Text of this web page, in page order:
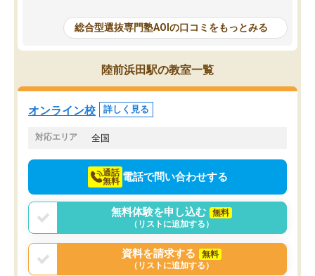
と相談すると、他の先生も紹介してく
ださり、客観的なアドバイスもいただ
くことができました（志望理由・自己
PR等の添削において）。そして、なに
より自習室が解放されている点がよか
ったです。友達と好きな時間に自習
し、お互いを高めあえる環境がありま
で、AO入試を改めて知
それに対しての具体的な
ことでした。更に子供の
る適正等についても詳し
でき、メンターの方々も
けてらっしゃいますので
総合型選抜専門塾AOIの口コミをもっとみる
陸前浜田駅の教室一覧
オンライン校 詳しく見る
対応エリア 全国
通話
無料 電話で問い合わせする
無料体験を申し込む
無料
（リストに追加する）
資料を請求する
無料
（リストに追加する）